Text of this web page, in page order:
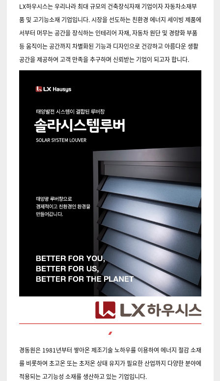
LX하우시스는 우리나라 최대 규모의 건축장식자재 기업이자 자동차소재부
품 및 고기능소재 기업입니다. 시장을 선도하는 친환경 에너지 세이빙 제품에
서부터 머무는 공간을 장식하는 인테리어 자재, 자동차 원단 및 경량화 부품
등 움직이는 공간까지 차별화된 기능과 디자인으로 건강하고 아름다운 생활
공간을 제공하여 고객 만족을 추구하며 신뢰받는 기업이 되고자 합니다.
경동원은 1981년부터 쌓아온 제조기술 노하우를 이용하여 에너지 절감 소재
를 비롯하여 초고온 또는 초저온 상태 유지가 필요한 산업까지 다양한 분야에
적용되는 고기능성 소재를 생산하고 있는 기업입니다.